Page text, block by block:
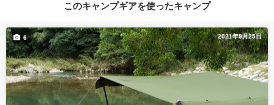
このキャンプギアを使ったキャンプ
2021年9月25日
6